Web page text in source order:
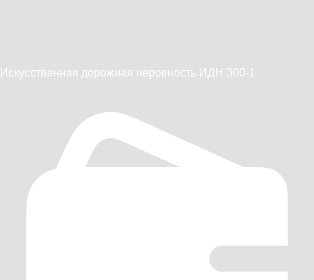
Искусственная дорожная неровность ИДН 300-1